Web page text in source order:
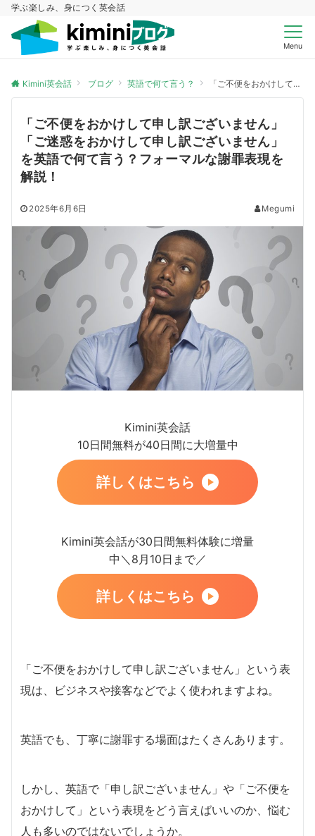
学ぶ楽しみ、身につく英会話
Menu
Kimini英会話 ブログ 英語で何て言う？ 「ご不便をおかけして申し訳ございません」「ご迷惑をおかけして申し訳ございません」を英語で何て言う？フォーマルな謝罪表現を解説！
「ご不便をおかけして申し訳ございません」
「ご迷惑をおかけして申し訳ございません」
を英語で何て言う？フォーマルな謝罪表現を
解説！
2025年6月6日 Megumi
Kimini英会話
10日間無料が40日間に大増量中
詳しくはこちら
Kimini英会話が30日間無料体験に増量
中＼8月10日まで／
詳しくはこちら
「ご不便をおかけして申し訳ございません」という表
現は、ビジネスや接客などでよく使われますよね。
英語でも、丁寧に謝罪する場面はたくさんあります。
しかし、英語で「申し訳ございません」や「ご不便を
おかけして」という表現をどう言えばいいのか、悩む
人も多いのではないでしょうか。